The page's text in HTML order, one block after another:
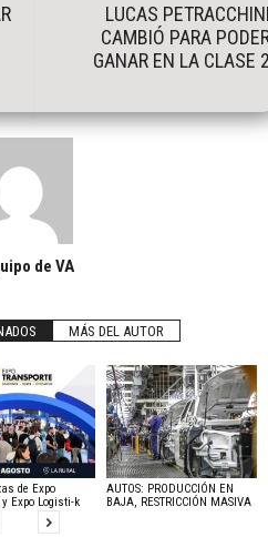
LUCAS
CAMBIÓ PARA
GANAR EN LA CLASE
de VA
MÁS DEL AUTOR
de Expo
Expo Logisti-k
AUTOS: PRODUCCIÓN EN
BAJA, RESTRICCIÓN MASIVA